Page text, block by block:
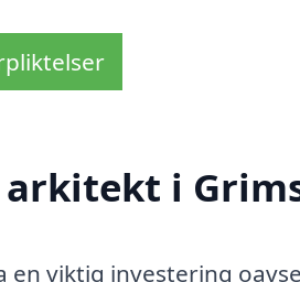
i
en viktig investering